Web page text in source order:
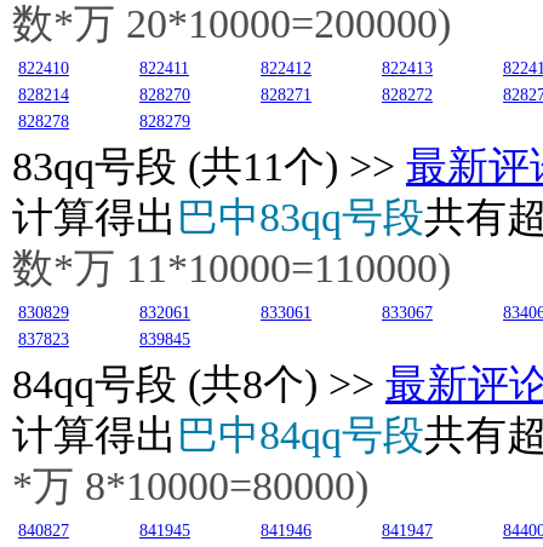
数*万 20*10000=200000)
822410 822411 822412 822413
828214
828270 828271 828272
828278
828279
83qq号段 (共11个) >> 最新评
计算得出 巴中83qq号段共有
数*万 11*10000=110000)
830829 832061 833061 833067
837823
839845
84qq号段 (共8个) >> 最新评
计算得出 巴中84qq号段共有
*万 8*10000=80000)
840827 841945 841946 841947